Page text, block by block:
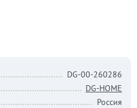
DG-00-260286
DG-HOME
Россия